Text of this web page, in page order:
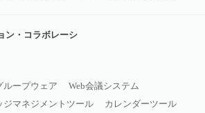
ン・コラボレーシ
ループウェア
Web会議システム
ジマネジメントツール
カレンダーツール